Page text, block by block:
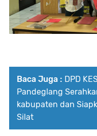
Baca Juga : DPD
Pandeglang
kabupaten dan
Silat